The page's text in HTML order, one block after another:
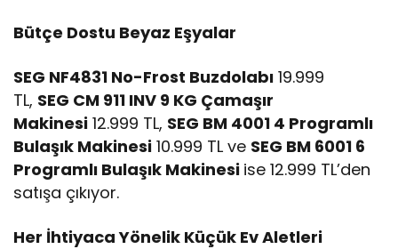
Bütçe Dostu Beyaz Eşyalar
SEG NF4831 No-Frost Buzdolabı 19.999
TL, SEG CM 911 INV 9 KG Çamaşır
Makinesi 12.999 TL, SEG BM 4001 4 Programlı
Bulaşık Makinesi 10.999 TL ve SEG BM 6001 6
Programlı Bulaşık Makinesi ise 12.999 TL’den
satışa çıkıyor.
Her İhtiyaca Yönelik Küçük Ev Aletleri